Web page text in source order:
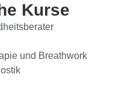
Kurse
und Breathwork